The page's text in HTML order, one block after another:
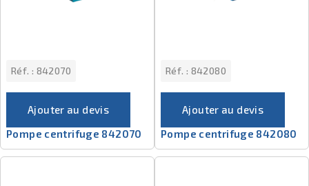
Réf. : 842070
Ajouter au devis
Pompe centrifuge 842070
Réf. : 842080
Ajouter au devis
Pompe centrifuge 842080